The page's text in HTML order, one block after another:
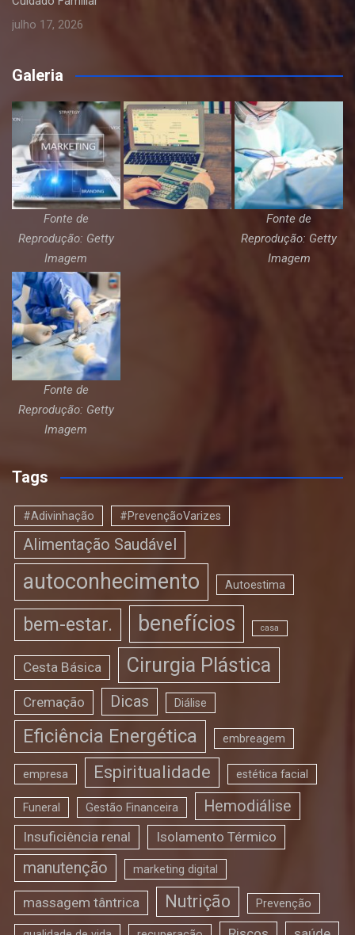
julho 17, 2026
Galeria
Fonte de
Reprodução: Getty
Imagem
Fonte de
Reprodução: Getty
Imagem
Fonte de
Reprodução: Getty
Imagem
Tags
#Adivinhação #PrevençãoVarizes
Alimentação Saudável
autoconhecimento Autoestima
bem-estar. benefícios casa
Cesta Básica Cirurgia Plástica
Cremação Dicas Diálise
Eficiência Energética embreagem
empresa Espiritualidade estética facial
Funeral Gestão Financeira Hemodiálise
Insuficiência renal Isolamento Térmico
manutenção marketing digital
massagem tântrica Nutrição Prevenção